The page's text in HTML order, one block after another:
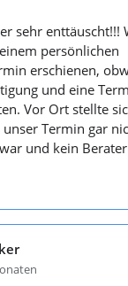
sehr enttäuscht!!!
persönlichen
erschienen,
und eine
Vor Ort stellte
unser Termin gar
und kein